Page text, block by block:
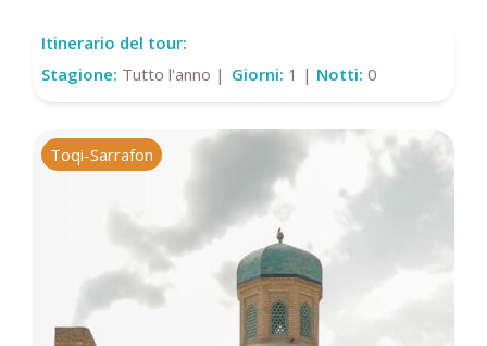
Itinerario del tour:
Stagione: Tutto l'anno | Giorni: 1 | Notti: 0
Toqi-Sarrafon